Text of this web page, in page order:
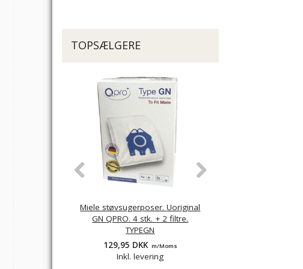
TOPSÆLGERE
Miele støvsugerposer. Uoriginal
GN QPRO. 4 stk. + 2 filtre.
TYPEGN
129,95 DKK m/Moms
Inkl. levering